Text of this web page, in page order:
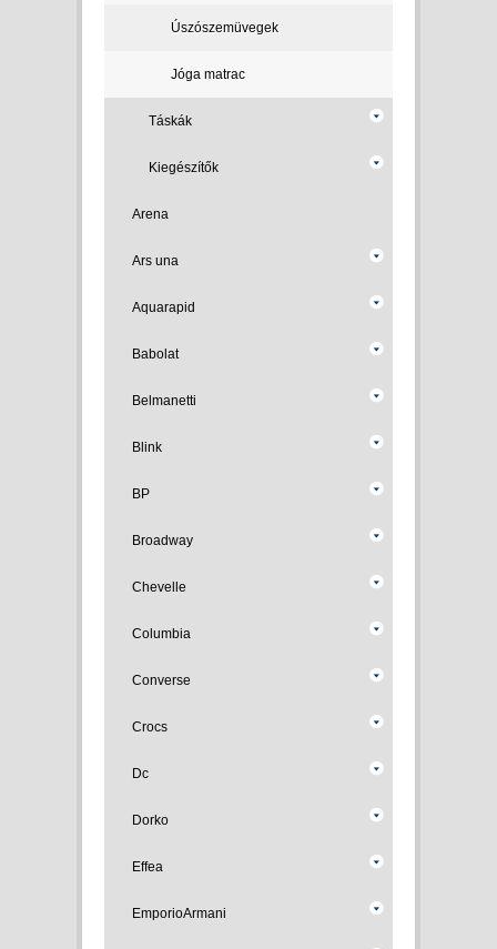
Úszószemüvegek
Jóga matrac
Táskák
Kiegészítők
Arena
Ars una
Aquarapid
Babolat
Belmanetti
Blink
BP
Broadway
Chevelle
Columbia
Converse
Crocs
Dc
Dorko
Effea
EmporioArmani